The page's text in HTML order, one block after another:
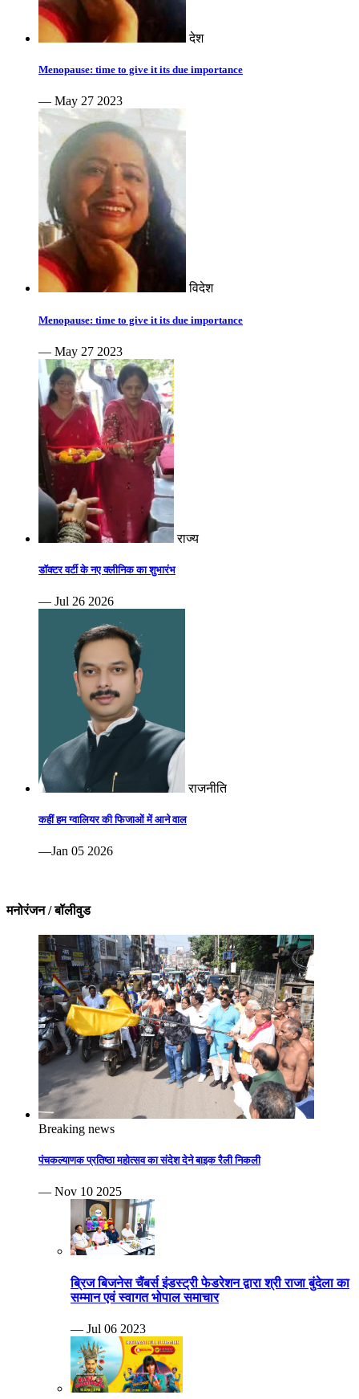
देश
Menopause: time to give it its due importance
— May 27 2023
विदेश
Menopause: time to give it its due importance
— May 27 2023
राज्य
डॉक्टर वर्टी के नए क्लीनिक का शुभारंभ
— Jul 26 2026
राजनीति
कहीं हम ग्वालियर की फिजाओं में आने वाल
—Jan 05 2026
मनोरंजन / बॉलीवुड
Breaking news
पंचकल्याणक प्रतिष्ठा महोत्सव का संदेश देने बाइक रैली निकली
— Nov 10 2025
ब्रिज बिजनेस चैंबर्स इंडस्ट्री फेडरेशन द्वारा श्री राजा बुंदेला का
सम्मान एवं स्वागत भोपाल समाचार
— Jul 06 2023